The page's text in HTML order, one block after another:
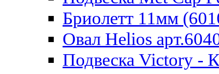
Бриолетт 11мм
Овал Helios
Подвеска Victory -